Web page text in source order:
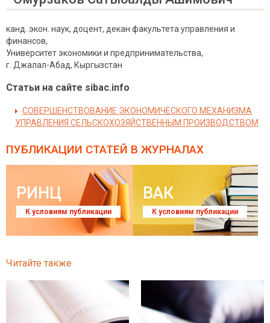
канд. экон. наук, доцент, декан факультета управления и
финансов,
Университет экономики и предпринимательства,
г. Джалал-Абад, Кыргызстан
Статьи на сайте sibac.info
СОВЕРШЕНСТВОВАНИЕ ЭКОНОМИЧЕСКОГО МЕХАНИЗМА
УПРАВЛЕНИЯ СЕЛЬСКОХОЗЯЙСТВЕННЫМ ПРОИЗВОДСТВОМ
ПУБЛИКАЦИИ СТАТЕЙ В ЖУРНАЛАХ
РИНЦ
К условиям публикации
ВАК
К условиям публикации
Читайте также